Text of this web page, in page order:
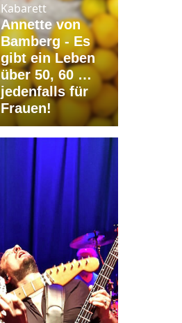
Kabarett
Annette von
Bamberg - Es
gibt ein Leben
über 50, 60 …
jedenfalls für
Frauen!